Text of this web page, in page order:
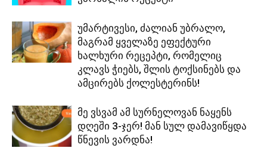
უმარტივესი, ძალიან უბრალო,
მაგრამ ყველაზე ეფექტური
ხალხური რეცეპტი, რომელიც
კლავს ჭიებს, შლის ტოქსინებს და
ამცირებს ქოლესტერინს!
მე ვსვამ ამ სურნელოვან ნაყენს
დღეში 3-ჯერ! მან სულ დამავიწყდა
წნევის ვარდნა!